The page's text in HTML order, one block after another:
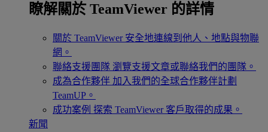
瞭解關於 TeamViewer 的詳情
關於 TeamViewer 安全地連線到他人、地點與物聯
網。
聯絡支援團隊 瀏覽支援文章或聯絡我們的團隊。
成為合作夥伴 加入我們的全球合作夥伴計劃
TeamUP。
成功案例 探索 TeamViewer 客戶取得的成果。
新聞